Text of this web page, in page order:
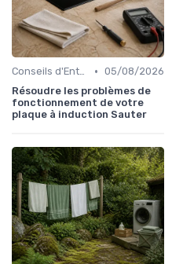
Conseils d'Entretien • 05/08/2026
Résoudre les problèmes de
fonctionnement de votre
plaque à induction Sauter